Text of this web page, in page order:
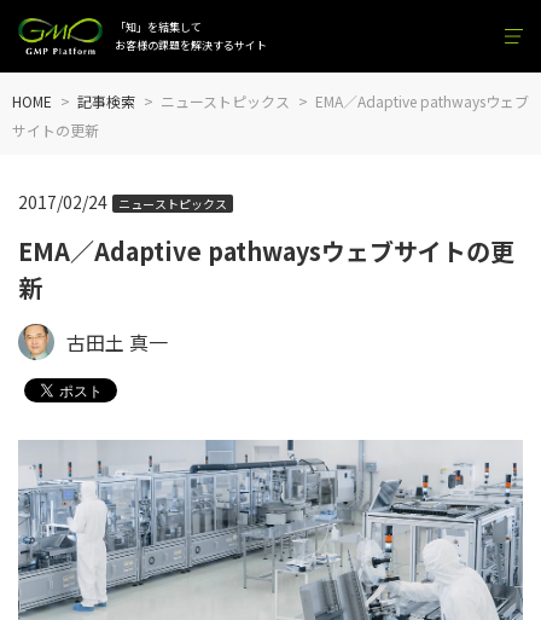
「知」を結集して
お客様の課題を解決するサイト
HOME 記事検索 ニューストピックス
EMA／Adaptive pathwaysウェブ
サイトの更新
EMA／Adaptive pathwaysウェブサイトの更
新
2017/02/24 ニューストピックス
古田土 真一